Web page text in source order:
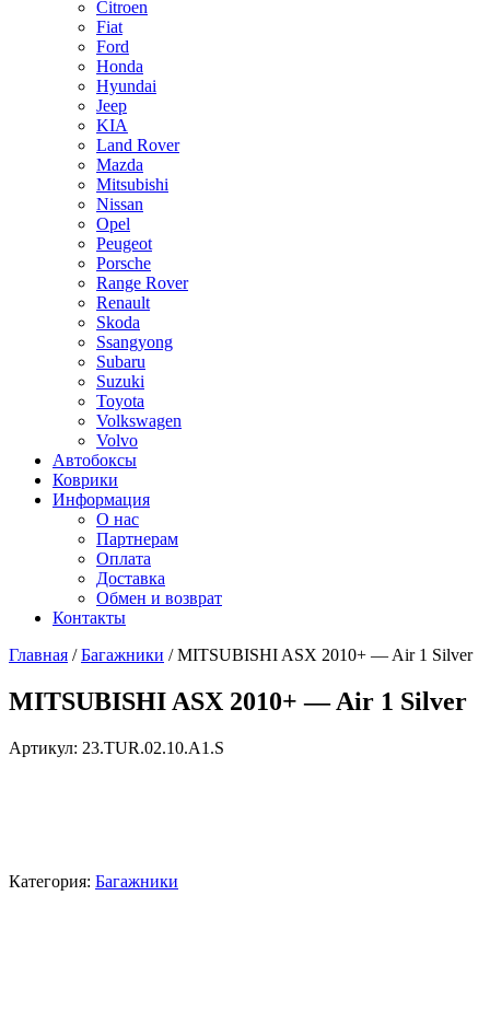
Citroen
Fiat
Ford
Honda
Hyundai
Jeep
KIA
Land Rover
Mazda
Mitsubishi
Nissan
Opel
Peugeot
Porsche
Range Rover
Renault
Skoda
Ssangyong
Subaru
Suzuki
Toyota
Volkswagen
Volvo
Автобоксы
Коврики
Информация
О нас
Партнерам
Оплата
Доставка
Обмен и возврат
Контакты
Главная /Багажники / MITSUBISHI ASX 2010+ — Air 1 Silver
MITSUBISHI ASX 2010+ — Air 1 Silver
Артикул: 23.TUR.02.10.A1.S
Категория: Багажники